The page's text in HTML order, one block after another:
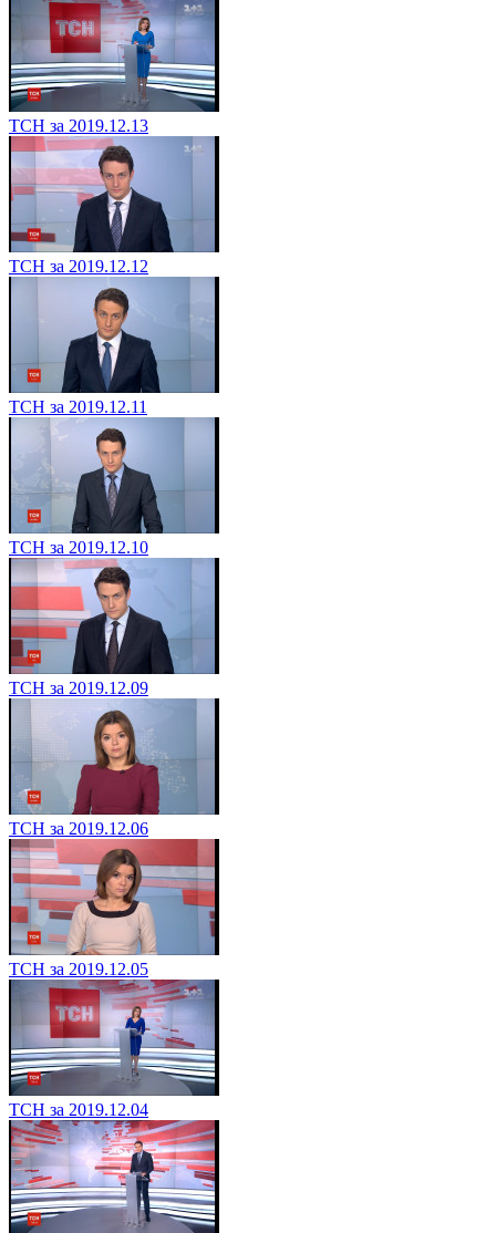
ТСН за 2019.12.13
ТСН за 2019.12.12
ТСН за 2019.12.11
ТСН за 2019.12.10
ТСН за 2019.12.09
ТСН за 2019.12.06
ТСН за 2019.12.05
ТСН за 2019.12.04